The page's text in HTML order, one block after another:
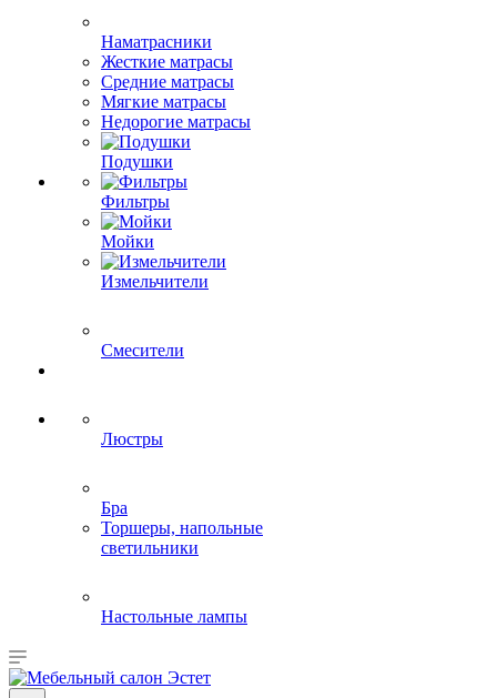
Наматрасники
Жесткие матрасы
Средние матрасы
Мягкие матрасы
Недорогие матрасы
Подушки
Фильтры
Мойки
Измельчители
Смесители
Люстры
Бра
Торшеры, напольные
светильники
Настольные лампы